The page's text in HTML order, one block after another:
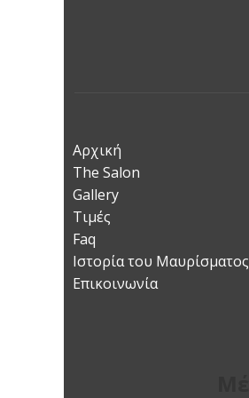
Αρχική
The Salon
Gallery
Τιμές
Faq
Ιστορία του Μαυρίσματος
Επικοινωνία